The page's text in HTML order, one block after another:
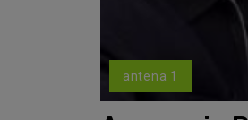
antena 1